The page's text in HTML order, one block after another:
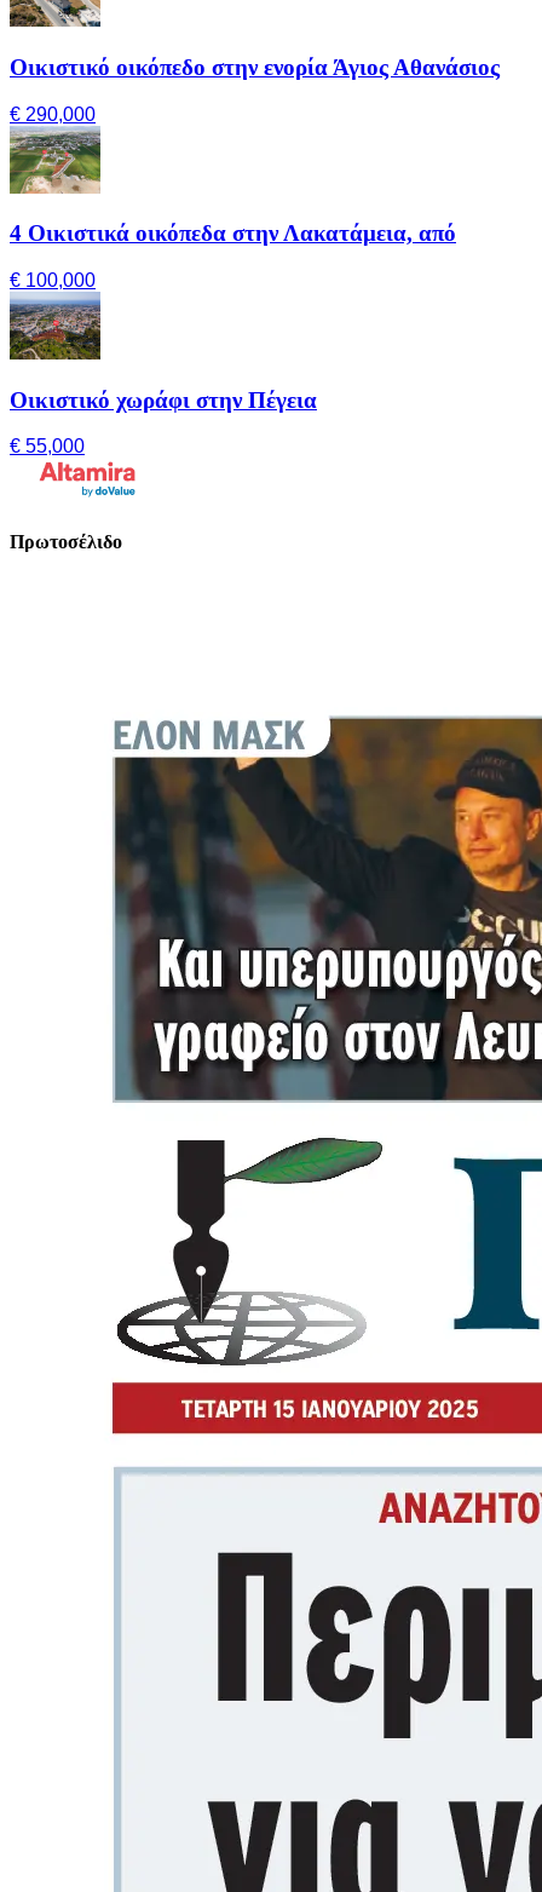
Οικιστικό οικόπεδο στην ενορία Άγιος Αθανάσιος
€ 290,000
4 Οικιστικά οικόπεδα στην Λακατάμεια, από
€ 100,000
Οικιστικό χωράφι στην Πέγεια
€ 55,000
Πρωτοσέλιδο